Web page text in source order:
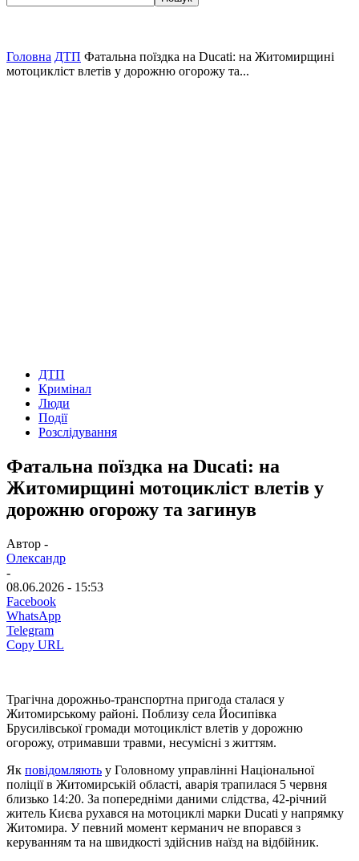
Головна ДТП Фатальна поїздка на Ducati: на Житомирщині
мотоцикліст влетів у дорожню огорожу та...
ДТП
Кримінал
Люди
Події
Розслідування
Фатальна поїздка на Ducati: на
Житомирщині мотоцикліст влетів у
дорожню огорожу та загинув
Автор -
Олександр
-
08.06.2026 - 15:53
Facebook
WhatsApp
Telegram
Copy URL
Трагічна дорожньо-транспортна пригода сталася у
Житомирському районі. Поблизу села Йосипівка
Брусилівської громади мотоцикліст влетів у дорожню
огорожу, отримавши травми, несумісні з життям.
Як повідомляють у Головному управлінні Національної
поліції в Житомирській області, аварія трапилася 5 червня
близько 14:20. За попередніми даними слідства, 42-річний
житель Києва рухався на мотоциклі марки Ducati у напрямку
Житомира. У певний момент керманич не впорався з
керуванням та на швидкості здійснив наїзд на відбійник.